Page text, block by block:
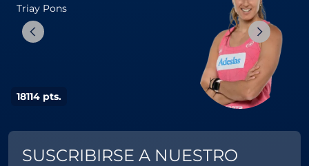
Triay Pons
18114 pts.
SUSCRIBIRSE A NUESTRO